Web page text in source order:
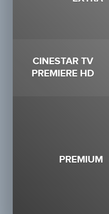
CINESTAR TV
PREMIERE HD
PREMIUM